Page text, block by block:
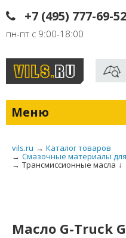
+7 (495) 777-69-52
пн-пт с 9:00-18:00
Меню
vils.ru → Каталог товаров
→ Смазочные материалы
→ Трансмиссионные масла ↓
Масло G-Truck